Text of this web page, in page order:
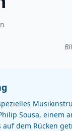
Sousa, einem
dem Rücken